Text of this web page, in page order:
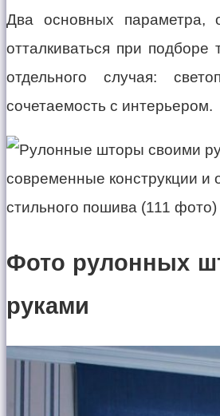
Два основных параметра,
отталкиваться при подборе
отдельного случая:
сочетаемость с интерьером.
Фото рулонных
руками